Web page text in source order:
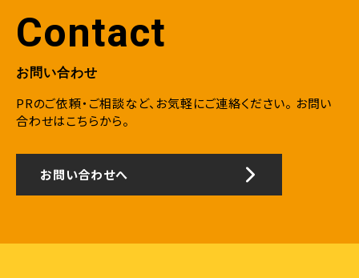
Contact
お問い合わせ
PRのご依頼・ご相談など、お気軽にご連絡ください。 お問い
合わせはこちらから。
お問い合わせへ